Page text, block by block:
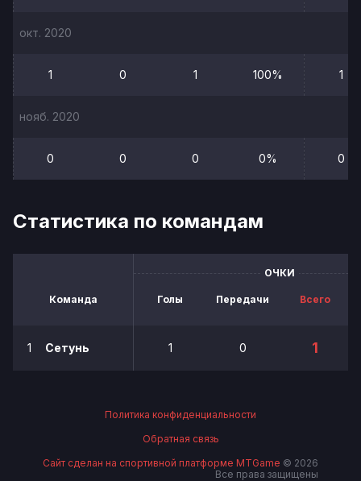
окт. 2020
1 0 1 100% 1
нояб. 2020
0 0 0 0% 0
Статистика по командам
Команда
ОЧКИ
Голы Передачи Всего
1 Сетунь 1 0 1
Политика конфиденциальности
Обратная связь
Сайт сделан на спортивной платформе MTGame © 2026
Все права защищены